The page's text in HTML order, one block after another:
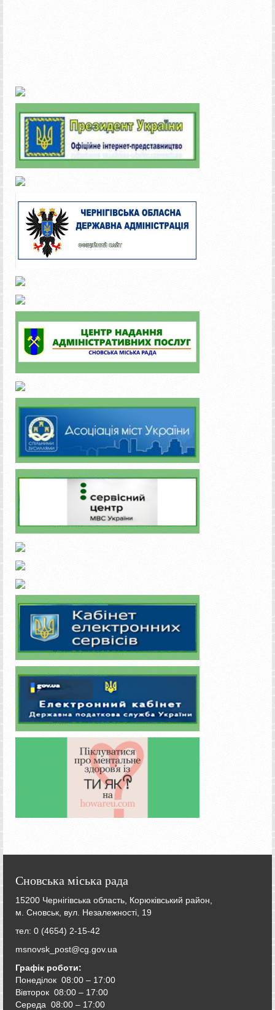
Сновська міська рада
15200 Чернігівська область, Корюківський район,
м. Сновськ, вул. Незалежності, 19
тел: 0 (4654) 2-15-42
msnovsk_post@cg.gov.ua
Графік роботи:
Понеділок 08:00 – 17:00
Вівторок 08:00 – 17:00
Середа 08:00 – 17:00